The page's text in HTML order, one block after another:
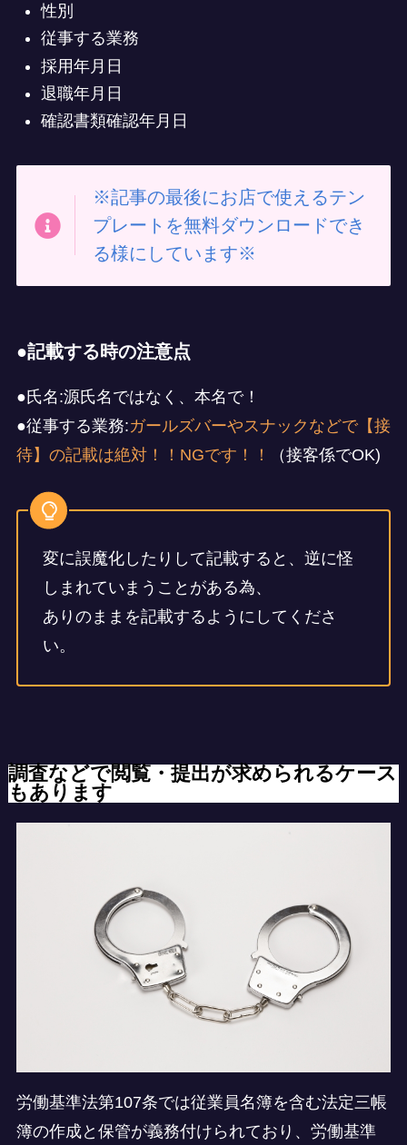
性別
従事する業務
採用年月日
退職年月日
確認書類確認年月日
※記事の最後にお店で使えるテン
プレートを無料ダウンロードでき
る様にしています※
●記載する時の注意点
●氏名:源氏名ではなく、本名で！
●従事する業務:ガールズバーやスナックなどで【接
待】の記載は絶対！！NGです！！
（接客係でOK)
変に誤魔化したりして記載すると、逆に怪
しまれていまうことがある為、
ありのままを記載するようにしてくださ
い。
調査などで閲覧・提出が求められるケース
もあります
労働基準法第107条では従業員名簿を含む法定三帳
簿の作成と保管が義務付けられており、労働基準